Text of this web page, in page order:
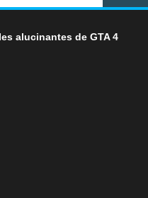
alucinantes de GTA 4